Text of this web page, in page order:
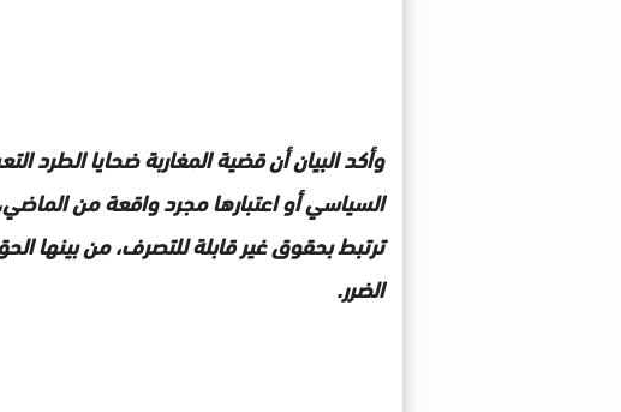
وأكد البيان أن قضية المغاربة ضحايا الطرد
السياسي أو اعتبارها مجرد واقعة من
ترتبط بحقوق غير قابلة للتصرف، من بينها
الضرر.